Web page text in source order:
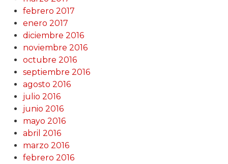
febrero 2017
enero 2017
diciembre 2016
noviembre 2016
octubre 2016
septiembre 2016
agosto 2016
julio 2016
junio 2016
mayo 2016
abril 2016
marzo 2016
febrero 2016